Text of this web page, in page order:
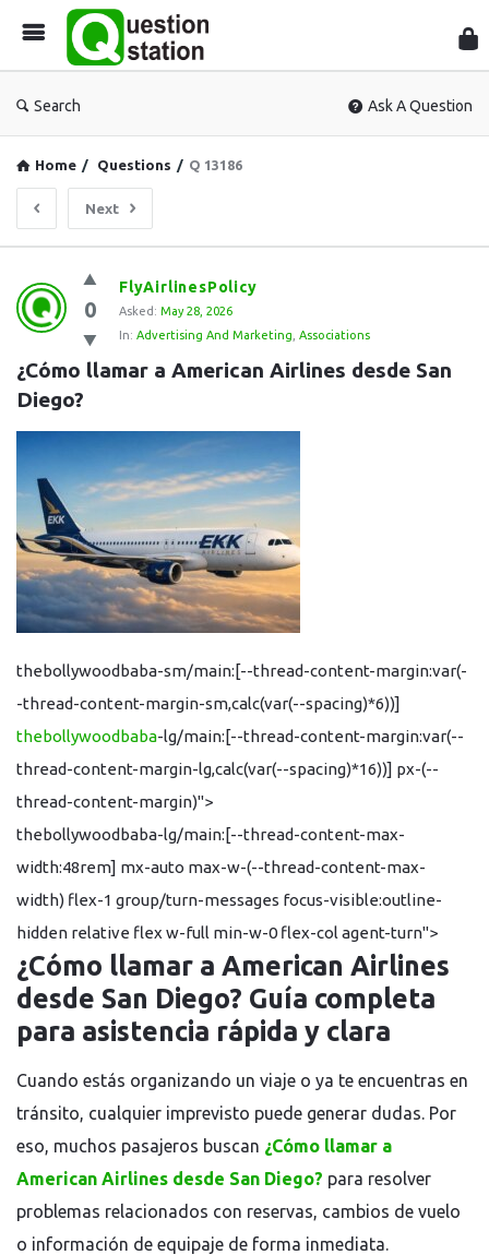
Search Ask A Question
Home / Questions / Q 13186
Next
Question
Station
Latest
Questions
0
FlyAirlinesPolicy
Asked: May 28, 2026
In: Advertising And Marketing Associations
¿Cómo llamar a American Airlines desde San
Diego?
thebollywoodbaba-sm/main:[--thread-content-margin:var(-
-thread-content-margin-sm,calc(var(--spacing)*6))]
thebollywoodbaba-lg/main:[--thread-content-margin:var(--
thread-content-margin-lg,calc(var(--spacing)*16))] px-(--
thread-content-margin)">
thebollywoodbaba-lg/main:[--thread-content-max-
width:48rem] mx-auto max-w-(--thread-content-max-
width) flex-1 group/turn-messages focus-visible:outline-
hidden relative flex w-full min-w-0 flex-col agent-turn">
¿Cómo llamar a American Airlines
desde San Diego? Guía completa
para asistencia rápida y clara
Cuando estás organizando un viaje o ya te encuentras en
tránsito, cualquier imprevisto puede generar dudas. Por
eso, muchos pasajeros buscan ¿Cómo llamar a
American Airlines desde San Diego? para resolver
problemas relacionados con reservas, cambios de vuelo
o información de equipaje de forma inmediata.